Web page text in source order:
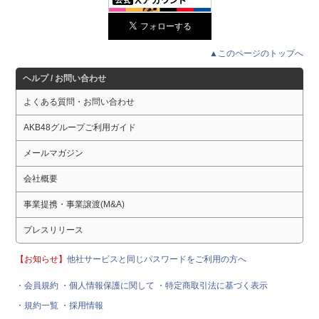
▲このページのトップへ
ヘルプ / お問い合わせ
よくある質問・お問い合わせ
AKB48グループご利用ガイド
メールマガジン
会社概要
事業提携・事業譲渡(M&A)
プレスリリース
【お知らせ】他社サービスと同じパスワードをご利用の方へ
・会員規約 ・個人情報保護に関して
・特定商取引法に基づく表示
・規約一覧 ・採用情報